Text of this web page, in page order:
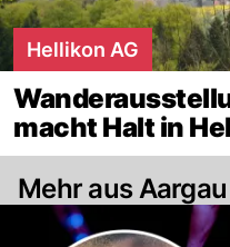
Hellikon AG
macht Halt in
Mehr aus Aargau